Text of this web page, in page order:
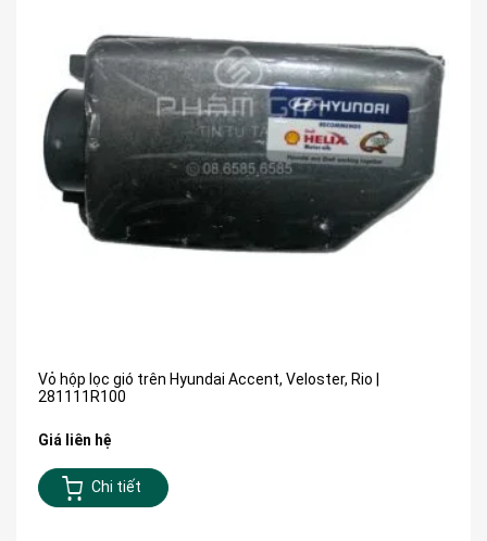
Vỏ hộp lọc gió trên Hyundai Accent, Veloster, Rio |
281111R100
Giá liên hệ
Chi tiết